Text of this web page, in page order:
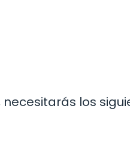
los